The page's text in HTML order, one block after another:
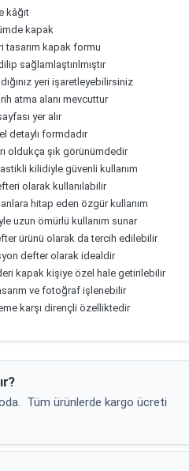
kâğıt
kapak
tasarım kapak formu
sağlamlaştırılmıştır
yeri işaretleyebilirsiniz
atma alanı mevcuttur
yer alır
detaylı formdadır
oldukça şık görünümdedir
kilidiyle güvenli kullanım
olarak kullanılabilir
hitap eden özgür kullanım
uzun ömürlü kullanım sunar
ürünü olarak da tercih edilebilir
defter olarak idealdir
kapak kişiye özel hale getirilebilir
ve fotoğraf işlenebilir
karşı dirençli özelliktedir
Tüm ürünlerde kargo ücreti